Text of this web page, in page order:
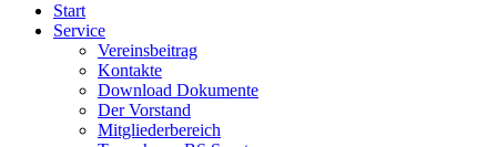
Start
Service
Vereinsbeitrag
Kontakte
Download Dokumente
Der Vorstand
Mitgliederbereich